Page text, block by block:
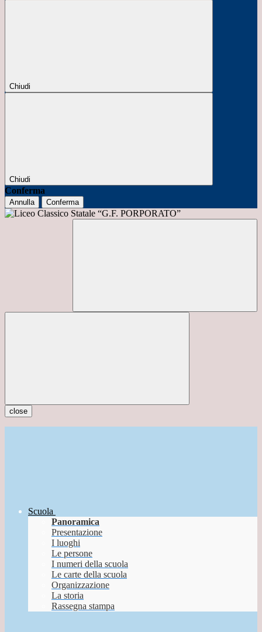
Chiudi
Chiudi
Conferma
Annulla Conferma
close
Scuola
Panoramica
Presentazione
I luoghi
Le persone
I numeri della scuola
Le carte della scuola
Organizzazione
La storia
Rassegna stampa